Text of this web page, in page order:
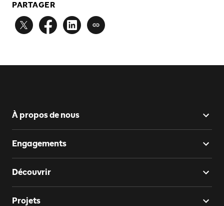
PARTAGER
À propos de nous
Engagements
Découvrir
Projets